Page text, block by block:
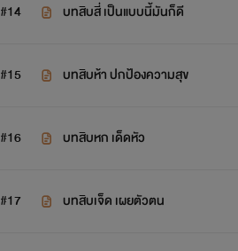
#14 บทสิบสี่ เป็นแบบนี้มันก็ดี
#15 บทสิบห้า ปกป้องความสุข
#16 บทสิบหก เด็ดหัว
#17 บทสิบเจ็ด เผยตัวตน